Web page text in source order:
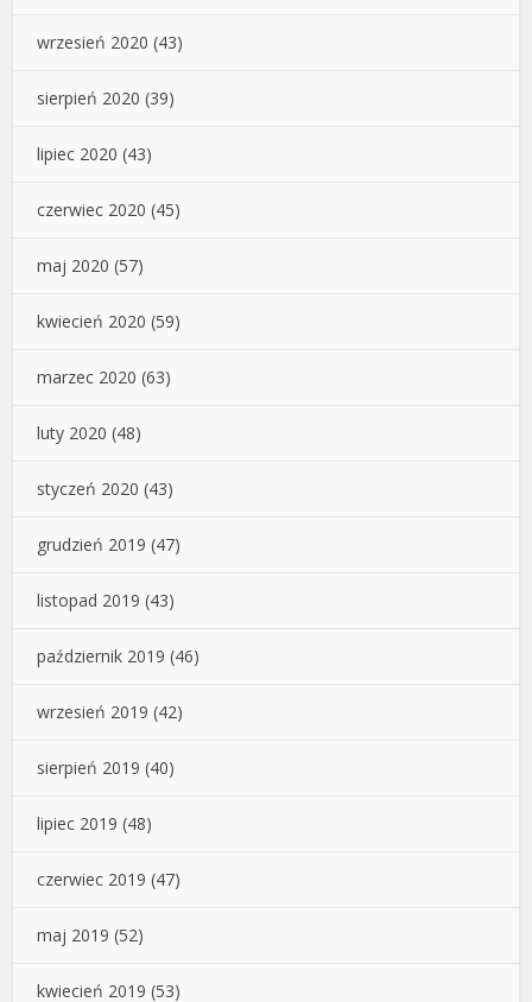
wrzesień 2020 (43)
sierpień 2020 (39)
lipiec 2020 (43)
czerwiec 2020 (45)
maj 2020 (57)
kwiecień 2020 (59)
marzec 2020 (63)
luty 2020 (48)
styczeń 2020 (43)
grudzień 2019 (47)
listopad 2019 (43)
październik 2019 (46)
wrzesień 2019 (42)
sierpień 2019 (40)
lipiec 2019 (48)
czerwiec 2019 (47)
maj 2019 (52)
kwiecień 2019 (53)